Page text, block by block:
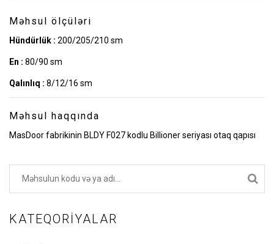
Məhsul ölçüləri
Hündürlük : 200/205/210 sm
En : 80/90 sm
Qalınlıq : 8/12/16 sm
Məhsul haqqında
MasDoor fabrikinin BLDY F027 kodlu Billioner seriyası otaq qapısı
KATEQORIYALAR